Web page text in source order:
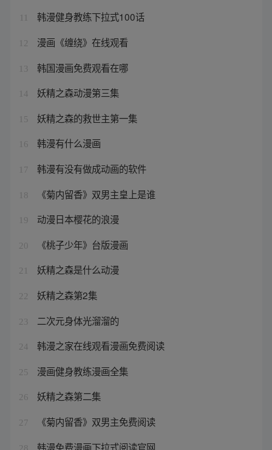
韩漫健身教练下拉式100话
12 漫画《缠绕》在线观看
13 韩国漫画免费观看在哪
14 妖精之森动漫第三集
15 妖精之森的救世主第一集
16 韩漫有什么漫画
17 韩漫有没有做成动画的软件
18 《菊内留香》双男主皇上是谁
19 动漫日本樱花的浪漫
20 《桃子少年》台版漫画
21 妖精之森是什么动漫
22 妖精之森第2集
23 二次元身体光溜溜的
24 韩漫之家在线观看漫画免费阅读
25 漫画健身教练漫画全集
26 妖精之森第二集
27 《菊内留香》双男主免费阅读
28 韩漫免费漫画下拉式阅读官网